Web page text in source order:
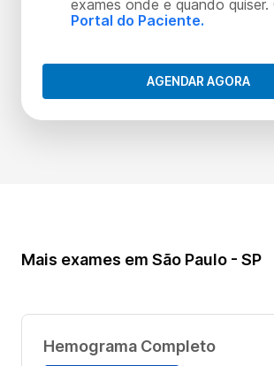
exames onde e quando
Portal do Paciente.
AGENDAR AGORA
Mais exames em São Paulo - SP
Hemograma Completo